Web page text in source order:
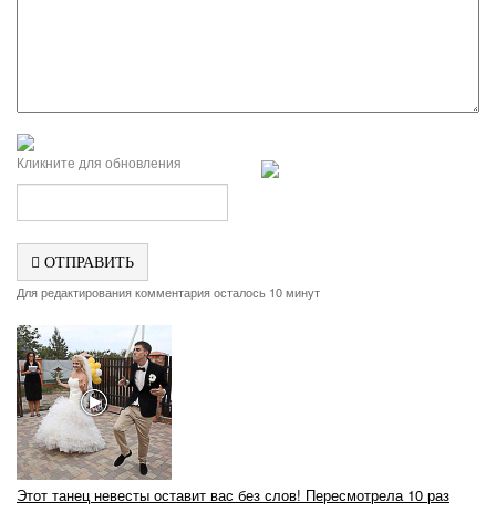
Кликните для обновления
ОТПРАВИТЬ
Для редактирования комментария осталось 10 минут
Этот танец невесты оставит вас без слов! Пересмотрела 10 раз